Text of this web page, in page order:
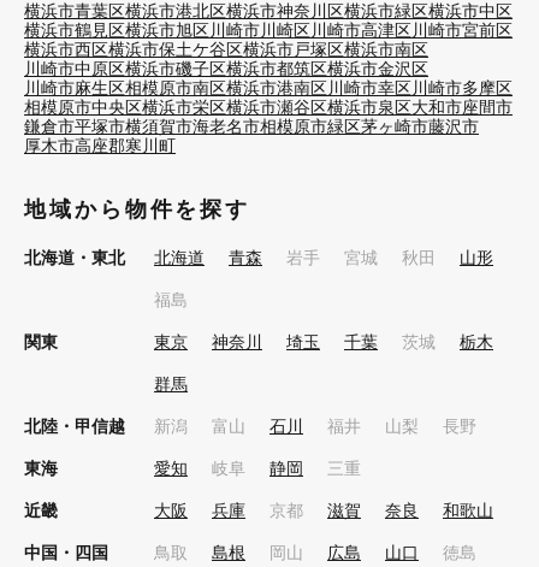
横浜市青葉区横浜市港北区横浜市神奈川区横浜市緑区横浜市中区
横浜市鶴見区横浜市旭区川崎市川崎区川崎市高津区川崎市宮前区
横浜市西区横浜市保土ケ谷区横浜市戸塚区横浜市南区
川崎市中原区横浜市磯子区横浜市都筑区横浜市金沢区
川崎市麻生区相模原市南区横浜市港南区川崎市幸区川崎市多摩区
相模原市中央区横浜市栄区横浜市瀬谷区横浜市泉区大和市座間市
鎌倉市平塚市横須賀市海老名市相模原市緑区茅ヶ崎市藤沢市
厚木市高座郡寒川町
地域から物件を探す
北海道・東北 北海道 青森 岩手 宮城 秋田 山形
福島
関東 東京 神奈川 埼玉 千葉 茨城 栃木
群馬
北陸・甲信越 新潟 富山 石川 福井 山梨 長野
東海 愛知 岐阜 静岡 三重
近畿 大阪 兵庫 京都 滋賀 奈良 和歌山
中国・四国 鳥取 島根 岡山 広島 山口 徳島